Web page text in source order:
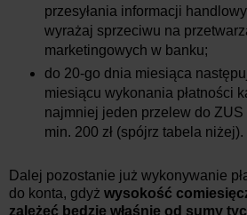
przesyłania informacji
wyrażaj sprzeciwu na
marketingowych w banku;
do 20-go dnia miesiąca
miesiącu wykonania płatności
najmniej jeden przelew do
min. 200 zł (spójrz tabela niżej).
Dalej pozostanie już wykonywanie
do konta, gdyż wysokość
zależeć będzie właśnie od sumy